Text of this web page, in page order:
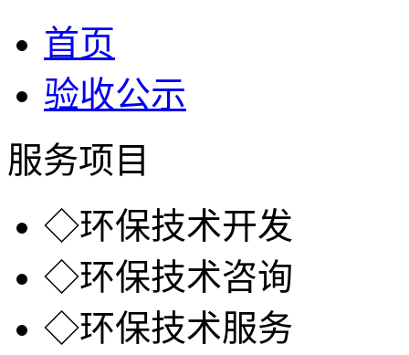
首页
验收公示
服务项目
◇环保技术开发
◇环保技术咨询
◇环保技术服务